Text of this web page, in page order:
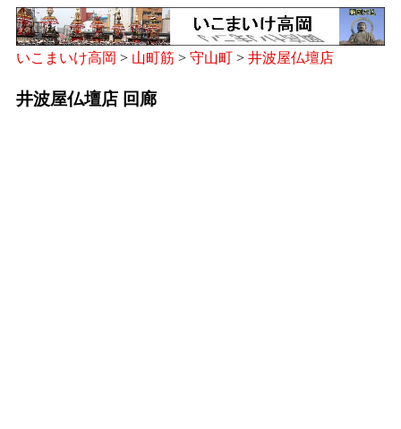
いこまいけ高岡 > 山町筋 > 守山町 > 井波屋仏壇店
井波屋仏壇店 回廊